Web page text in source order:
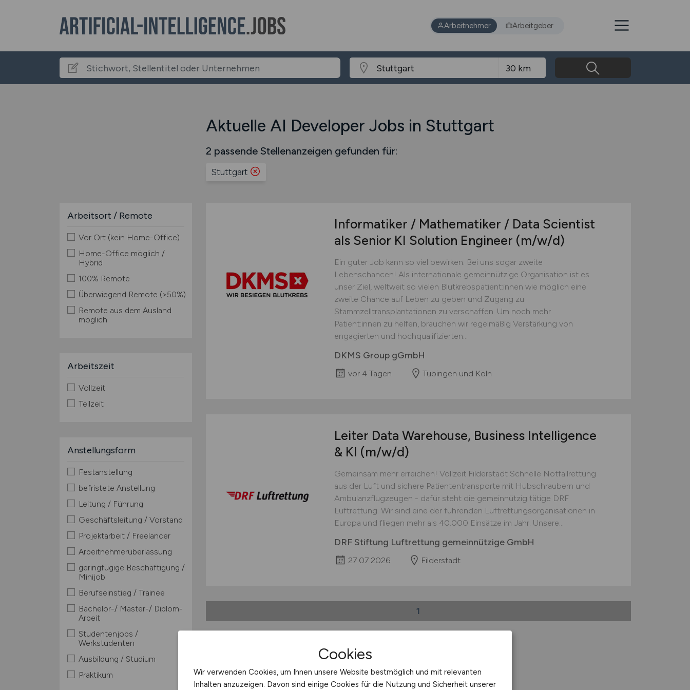
Arbeitnehmer Arbeitgeber
Aktuelle AI Developer Jobs in Stuttgart
2 passende Stellenanzeigen gefunden für:
Stuttgart
Arbeitsort / Remote
Vor Ort (kein Home-Office)
Home-Office möglich /
Hybrid
100% Remote
Überwiegend Remote (>50%)
Remote aus dem Ausland
möglich
Arbeitszeit
Vollzeit
Teilzeit
Anstellungsform
Festanstellung
befristete Anstellung
Leitung / Führung
Geschäftsleitung / Vorstand
Projektarbeit / Freelancer
Arbeitnehmerüberlassung
geringfügige Beschäftigung /
Minijob
Berufseinstieg / Trainee
Bachelor-/ Master-/ Diplom-
Arbeit
Studentenjobs /
Werkstudenten
Ausbildung / Studium
Praktikum
Informatiker / Mathematiker / Data Scientist
als Senior KI Solution Engineer (m/w/d)
Ein guter Job kann so viel bewirken. Bei uns sogar zweite
Lebenschancen! Als internationale gemeinnützige Organisation ist es
unser Ziel, weltweit so vielen Blutkrebspatient:innen wie möglich eine
zweite Chance auf Leben zu geben und Zugang zu
Stammzelltransplantationen zu verschaffen. Um noch mehr
Patient:innen zu helfen, brauchen wir regelmäßig Verstärkung von
engagierten und hochqualifizierten...
DKMS Group gGmbH
vor 4 Tagen Tübingen und Köln
Leiter Data Warehouse, Business Intelligence
& KI (m/w/d)
Gemeinsam mehr erreichen! Vollzeit Filderstadt Schnelle Notfallrettung
aus der Luft und sichere Patiententransporte mit Hubschraubern und
Ambulanzflugzeugen - dafür steht die gemeinnützig tätige DRF
Luftrettung. Wir sind eine der führenden Luftrettungsorganisationen in
Europa und fliegen mehr als 40.000 Einsätze im Jahr. Unsere...
DRF Stiftung Luftrettung gemeinnützige GmbH
27.07.2026 Filderstadt
1
Einwohner:ca. 650.000
Cookies
Wir verwenden Cookies, um Ihnen unsere Website bestmöglich und mit relevanten
Inhalten anzuzeigen. Davon sind einige Cookies für die Nutzung und Sicherheit unserer